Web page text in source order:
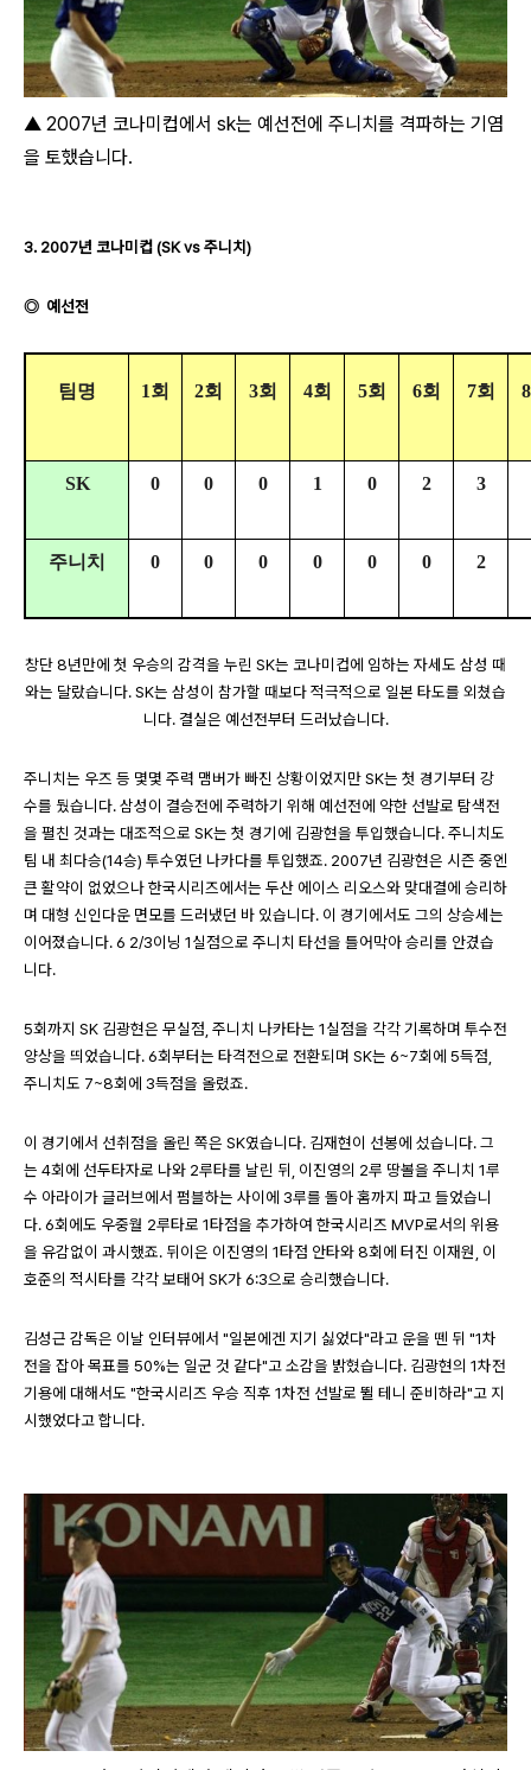
▲ 2007년 코나미컵에서 sk는 예선전에 주니치를 격파하는 기염
을 토했습니다.
3. 2007년 코나미컵 (SK vs 주니치)
◎ 예선전
팀명 1회 2회 3회 4회 5회 6회 7회
SK 0 0 0 1 0 2 3
주니치 0 0 0 0 0 0 2
창단 8년만에 첫 우승의 감격을 누린 SK는 코나미컵에 임하는 자세도 삼성 때
와는 달랐습니다. SK는 삼성이 참가할 때보다 적극적으로 일본 타도를 외쳤습
니다. 결실은 예선전부터 드러났습니다.
주니치는 우즈 등 몇몇 주력 맴버가 빠진 상황이었지만 SK는 첫 경기부터 강
수를 뒀습니다. 삼성이 결승전에 주력하기 위해 예선전에 약한 선발로 탐색전
을 펼친 것과는 대조적으로 SK는 첫 경기에 김광현을 투입했습니다. 주니치도
팀 내 최다승(14승) 투수였던 나카다를 투입했죠. 2007년 김광현은 시즌 중엔
큰 활약이 없었으나 한국시리즈에서는 두산 에이스 리오스와 맞대결에 승리하
며 대형 신인다운 면모를 드러냈던 바 있습니다. 이 경기에서도 그의 상승세는
이어졌습니다. 6 2/3이닝 1실점으로 주니치 타선을 틀어막아 승리를 안겼습
니다.
5회까지 SK 김광현은 무실점, 주니치 나카타는 1실점을 각각 기록하며 투수전
양상을 띄었습니다. 6회부터는 타격전으로 전환되며 SK는 6~7회에 5득점,
주니치도 7~8회에 3득점을 올렸죠.
이 경기에서 선취점을 올린 쪽은 SK였습니다. 김재현이 선봉에 섰습니다. 그
는 4회에 선두타자로 나와 2루타를 날린 뒤, 이진영의 2루 땅볼을 주니치 1루
수 아라이가 글러브에서 펌블하는 사이에 3루를 돌아 홈까지 파고 들었습니
다. 6회에도 우중월 2루타로 1타점을 추가하여 한국시리즈 MVP로서의 위용
을 유감없이 과시했죠. 뒤이은 이진영의 1타점 안타와 8회에 터진 이재원, 이
호준의 적시타를 각각 보태어 SK가 6:3으로 승리했습니다.
김성근 감독은 이날 인터뷰에서 "일본에겐 지기 싫었다"라고 운을 뗀 뒤 "1차
전을 잡아 목표를 50%는 일군 것 같다"고 소감을 밝혔습니다. 김광현의 1차전
기용에 대해서도 "한국시리즈 우승 직후 1차전 선발로 뛸 테니 준비하라"고 지
시했었다고 합니다.